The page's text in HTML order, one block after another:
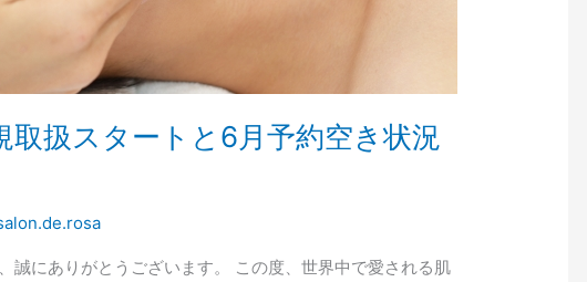
取扱スタートと6月予約空き状況
誠にありがとうございます。 この度、世界中で愛される肌